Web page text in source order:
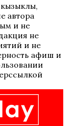
кызыклы,
автора
и не
не
и не
афиш и